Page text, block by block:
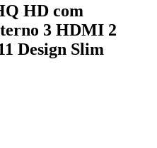
HD com
3 HDMI 2
Design Slim